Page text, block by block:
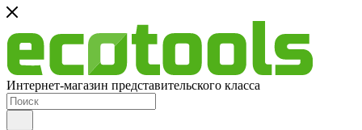
Интернет-магазин представительского класса